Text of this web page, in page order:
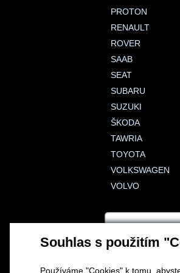
Souhlas s použitím
Používáme "Cookies" k tomu,
PROTON
RENAULT
ROVER
SAAB
SEAT
SUBARU
SUZUKI
ŠKODA
TAWRIA
TOYOTA
VOLKSWAGEN
VOLVO